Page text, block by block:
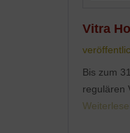
Vitra
Bis zum
regulären